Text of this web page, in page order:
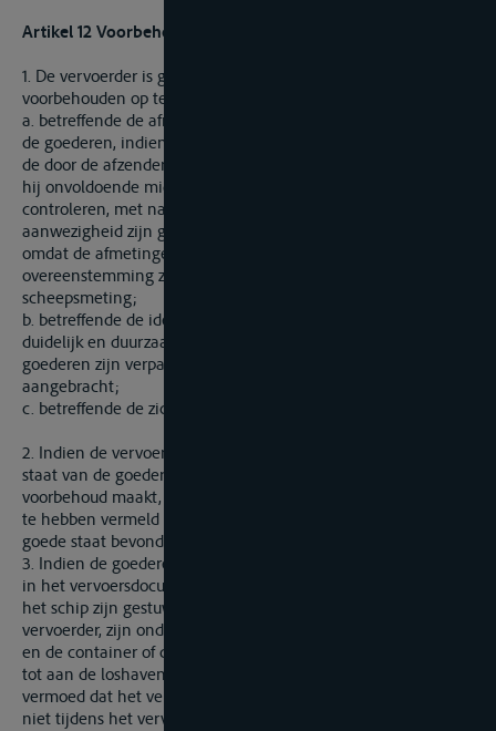
Artikel 12 Voorbehouden in de vervoersdocumenten
1. De vervoerder is gerechtigd in het vervoersdocument
voorbehouden op te nemen:
a. betreffende de afmetingen, het aantal of het gewicht van
de goederen, indien hij redenen heeft om te vermoeden dat
de door de afzender verschafte gegevens onjuist zijn of indien
hij onvoldoende middelen heeft gehad om deze gegevens te
controleren, met name omdat de goederen niet in zijn
aanwezigheid zijn geteld, gemeten of gewogen, alsmede
omdat de afmetingen of het gewicht zonder uitdrukkelijke
overeenstemming zijn vastgesteld door middel van
scheepsmeting;
b. betreffende de identificatiemarkeringen, indien deze niet
duidelijk en duurzaam op de goederen zelf of, indien de
goederen zijn verpakt, op de vaten of de verpakkingen zijn
aangebracht;
c. betreffende de zichtbare staat van de goederen.
2. Indien de vervoerder geen melding maakt van de zichtbare
staat van de goederen of ten aanzien hiervan geen
voorbehoud maakt, wordt hij geacht in het vervoersdocument
te hebben vermeld dat de goederen zich in een zichtbaar
goede staat bevonden.
3. Indien de goederen, in overeenstemming met de gegevens
in het vervoersdocument, in een container of in ruimen van
het schip zijn gestuwd die door andere personen dan de
vervoerder, zijn ondergeschikten of lasthebbers zijn verzegeld,
en de container of de zegels niet beschadigd of verbroken zijn
tot aan de loshaven of de plaats van aflevering, wordt
vermoed dat het verlies of de beschadiging van de goederen
niet tijdens het vervoer heeft plaatsgevonden.